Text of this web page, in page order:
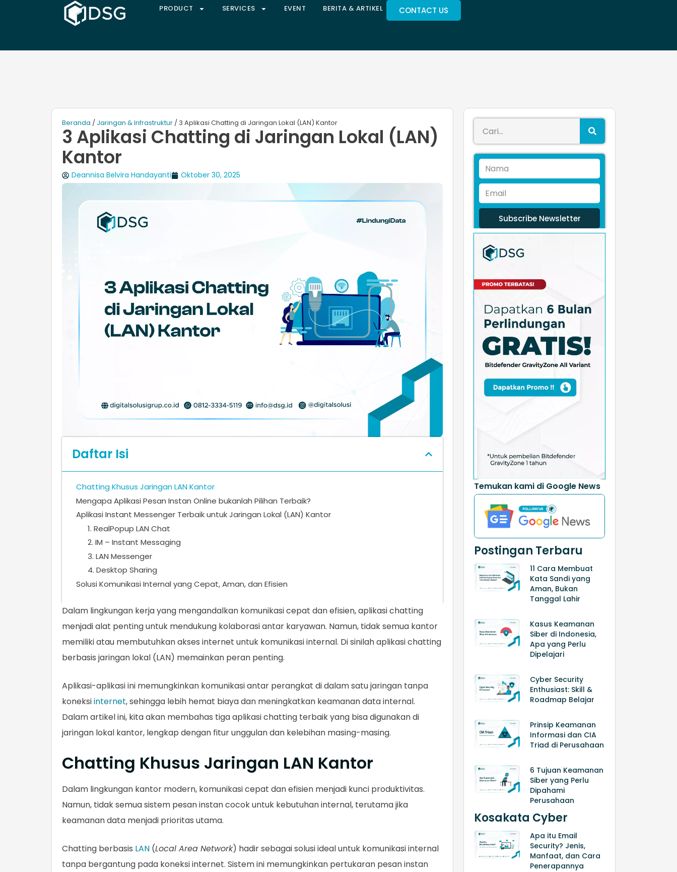
PRODUCT SERVICES EVENT BERITA & ARTIKEL CONTACT US
Beranda / Jaringan & Infrastruktur / 3 Aplikasi Chatting di Jaringan Lokal (LAN) Kantor
3 Aplikasi Chatting di Jaringan Lokal (LAN)
Kantor
Deannisa Belvira Handayanti Oktober 30, 2025
Daftar Isi
Chatting Khusus Jaringan LAN Kantor
Mengapa Aplikasi Pesan Instan Online bukanlah Pilihan Terbaik?
Aplikasi Instant Messenger Terbaik untuk Jaringan Lokal (LAN) Kantor
1. RealPopup LAN Chat
2. IM – Instant Messaging
3. LAN Messenger
4. Desktop Sharing
Solusi Komunikasi Internal yang Cepat, Aman, dan Efisien
Dalam lingkungan kerja yang mengandalkan komunikasi cepat dan efisien, aplikasi chatting
menjadi alat penting untuk mendukung kolaborasi antar karyawan. Namun, tidak semua kantor
memiliki atau membutuhkan akses internet untuk komunikasi internal. Di sinilah aplikasi chatting
berbasis jaringan lokal (LAN) memainkan peran penting.
Aplikasi-aplikasi ini memungkinkan komunikasi antar perangkat di dalam satu jaringan tanpa
koneksiinternet, sehingga lebih hemat biaya dan meningkatkan keamanan data internal.
Dalam artikel ini, kita akan membahas tiga aplikasi chatting terbaik yang bisa digunakan di
jaringan lokal kantor, lengkap dengan fitur unggulan dan kelebihan masing-masing.
Chatting Khusus Jaringan LAN Kantor
Dalam lingkungan kantor modern, komunikasi cepat dan efisien menjadi kunci produktivitas.
Namun, tidak semua sistem pesan instan cocok untuk kebutuhan internal, terutama jika
keamanan data menjadi prioritas utama.
Chatting berbasis LAN (Local Area Network) hadir sebagai solusi ideal untuk komunikasi internal
tanpa bergantung pada koneksi internet. Sistem ini memungkinkan pertukaran pesan instan
Subscribe Newsletter
Temukan kami di Google News
Postingan Terbaru
11 Cara Membuat
Kata Sandi yang
Aman, Bukan
Tanggal Lahir
Kasus Keamanan
Siber di Indonesia,
Apa yang Perlu
Dipelajari
Cyber Security
Enthusiast: Skill &
Roadmap Belajar
Prinsip Keamanan
Informasi dan CIA
Triad di Perusahaan
6 Tujuan Keamanan
Siber yang Perlu
Dipahami
Perusahaan
Kosakata Cyber
Apa itu Email
Security? Jenis,
Manfaat, dan Cara
Penerapannya